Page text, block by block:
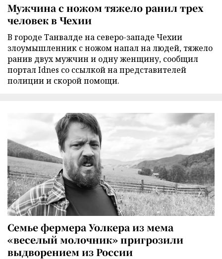
Мужчина с ножом тяжело ранил трех
человек в Чехии
В городе Танвалде на северо-западе Чехии
злоумышленник с ножом напал на людей, тяжело
ранив двух мужчин и одну женщину, сообщил
портал Idnes со ссылкой на представителей
полиции и скорой помощи.
Семье фермера Уолкера из мема
«веселый молочник» пригрозили
выдворением из России